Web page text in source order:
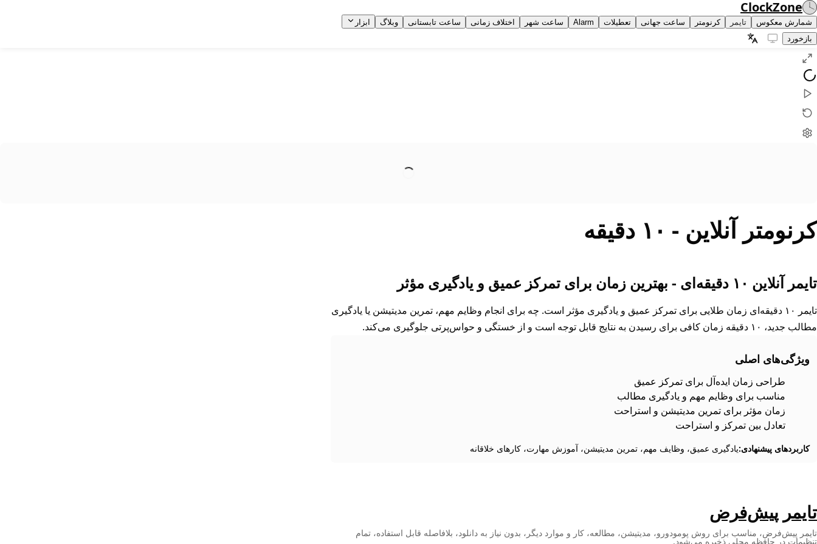
ClockZone
شمارش معکوس تایمر کرنومتر ساعت جهانی تعطیلات Alarm ساعت شهر اختلاف زمانی ساعت تابستانی وبلاگ
ابزار
بازخورد
کرنومتر آنلاین - ۱۰ دقیقه
تایمر آنلاین ۱۰ دقیقه‌ای - بهترین زمان برای تمرکز عمیق و یادگیری مؤثر
تایمر ۱۰ دقیقه‌ای زمان طلایی برای تمرکز عمیق و یادگیری مؤثر است. چه برای انجام وظایم مهم، تمرین مدیتیشن یا یادگیری
مطالب جدید، ۱۰ دقیقه زمان کافی برای رسیدن به نتایج قابل توجه است و از خستگی و حواس‌پرتی جلوگیری می‌کند.
ویژگی‌های اصلی
طراحی زمان ایده‌آل برای تمرکز عمیق
مناسب برای وظایم مهم و یادگیری مطالب
زمان مؤثر برای تمرین مدیتیشن و استراحت
تعادل بین تمرکز و استراحت
کاربردهای پیشنهادی:یادگیری عمیق، وظایف مهم، تمرین مدیتیشن، آموزش مهارت، کارهای خلاقانه
تایمر پیش‌فرض
تایمر پیش‌فرض، مناسب برای روش پومودورو، مدیتیشن، مطالعه، کار و موارد دیگر، بدون نیاز به دانلود، بلافاصله قابل استفاده، تمام
تنظیمات در حافظه محلی ذخیره می‌شود.